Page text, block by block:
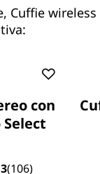
Cuffie
con
Select
(106)